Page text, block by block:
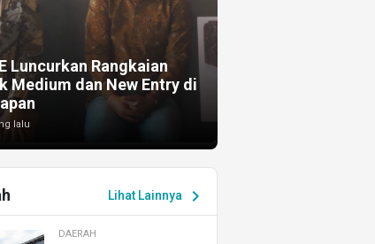
Luncurkan Rangkaian
Medium dan New Entry di
lalu
Lihat Lainnya chevron_right
DAERAH